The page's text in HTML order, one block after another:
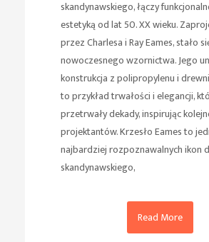
skandynawskiego, łączy
estetyką od lat 50. XX wieku.
przez Charlesa i Ray Eames, stało
nowoczesnego wzornictwa. Jego
konstrukcja z polipropylenu i
to przykład trwałości i elegancji,
przetrwały dekady, inspirując
projektantów. Krzesło Eames to
najbardziej rozpoznawalnych ikon
skandynawskiego,
Read More